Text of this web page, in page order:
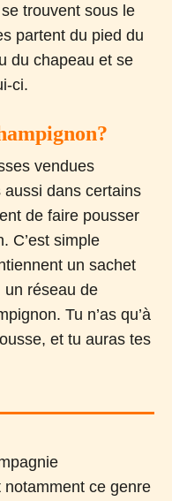
trouvent sous le
partent du pied du
du chapeau et se
ci.
vendues
dans certains
de faire pousser
C’est simple
un sachet
un réseau de
Tu n’as qu’à
et tu auras tes
notamment ce genre